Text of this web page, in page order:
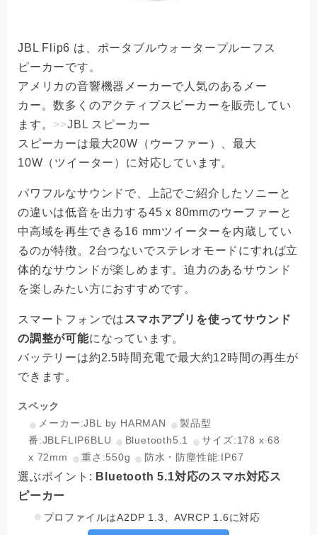
JBL Flip6 は、ポータブルウォータープルーフス
ピーカーです。
アメリカの音響機器メーカーで人気のあるメー
カー。数多くのアクティブスピーカーを販売してい
ます。 >>JBL スピーカー
スピーカーは最大20W（ウーファー）、最大
10W（ツイーター）に対応しています。
パワフルなサウンドで、上記でご紹介したソニーと
の違いは低音を出力する45 x 80mmのウーファーと
中高域を再生できる16 mmツイーターを内蔵してい
るのが特徴。2台つないでステレオモードにすれば立
体的なサウンドが楽しめます。迫力のあるサウンド
を楽しみたい方におすすめです。
スマートフォンでは スマホアプリを使ってサウンド
の調整が可能になっています。
バッテリーは約2.5時間充電で最大約12時間の再生が
できます。
スペック
メーカー:JBL by HARMAN
製品型
番:JBLFLIP6BLU
Bluetooth5.1
サイズ:178 x 68
x 72mm
重さ:550g 防水・防塵性能:IP67
選ぶポイント: Bluetooth 5.1対応のスマホ対応ス
ピーカー
プロファイルはA2DP 1.3、AVRCP 1.6に対応